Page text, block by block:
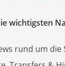
wichtigsten
rund um die